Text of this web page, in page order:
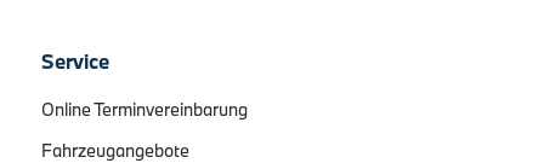
Service
Online Terminvereinbarung
Fahrzeugangebote